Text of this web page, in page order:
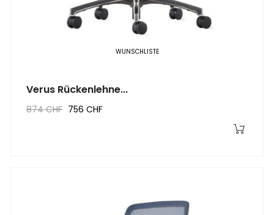
WUNSCHLISTE
Verus Rückenlehne...
874 CHF 756 CHF